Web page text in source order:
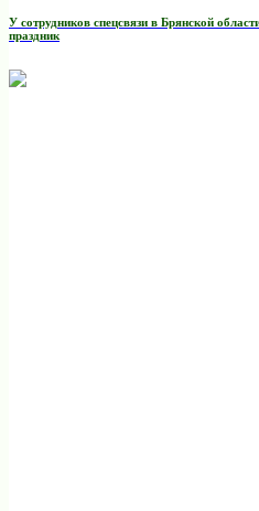
У сотрудников спецсвязи в Брянской
праздник